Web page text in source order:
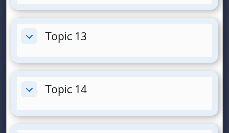
CollapseTopic 13
CollapseTopic 14